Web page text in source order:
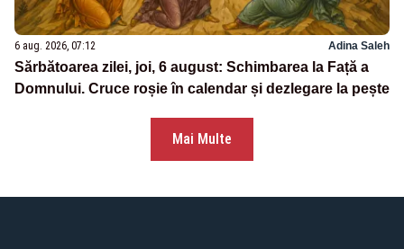
6 aug. 2026, 07:12 Adina Saleh
Sărbătoarea zilei, joi, 6 august: Schimbarea la Față a
Domnului. Cruce roșie în calendar și dezlegare la pește
Mai Multe